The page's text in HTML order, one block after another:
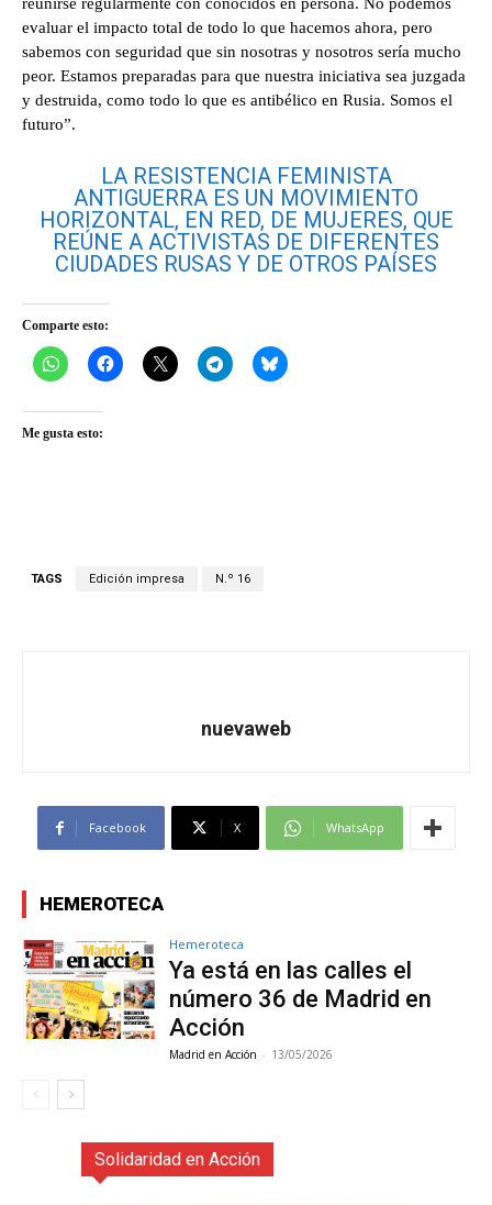
reunirse regularmente con conocidos en persona. No podemos
evaluar el impacto total de todo lo que hacemos ahora, pero
sabemos con seguridad que sin nosotras y nosotros sería mucho
peor. Estamos preparadas para que nuestra iniciativa sea juzgada
y destruida, como todo lo que es antibélico en Rusia. Somos el
futuro”.
LA RESISTENCIA FEMINISTA
ANTIGUERRA ES UN MOVIMIENTO
HORIZONTAL, EN RED, DE MUJERES, QUE
REÚNE A ACTIVISTAS DE DIFERENTES
CIUDADES RUSAS Y DE OTROS PAÍSES
Comparte esto:
Me gusta esto:
TAGS Edición impresa N.º 16
nuevaweb
Facebook X WhatsApp
HEMEROTECA
Hemeroteca
Ya está en las calles el
número 36 de Madrid en
Acción
Madrid en Acción - 13/05/2026
Solidaridad en Acción